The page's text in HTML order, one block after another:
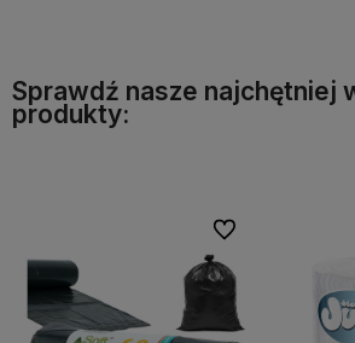
Sprawdź nasze najchętniej
produkty:
Do ulubionych